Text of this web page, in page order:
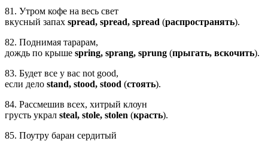
81. Утром кофе на весь свет
вкусный запах spread, spread, spread (распространять).
82. Поднимая тарарам,
дождь по крыше spring, sprang, sprung (прыгать, вскочить).
83. Будет все у вас not good,
если дело stand, stood, stood (стоять).
84. Рассмешив всех, хитрый клоун
грусть украл steal, stole, stolen (красть).
85. Поутру баран сердитый